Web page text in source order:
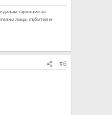
давам гаранция за
лица, събития и
#6